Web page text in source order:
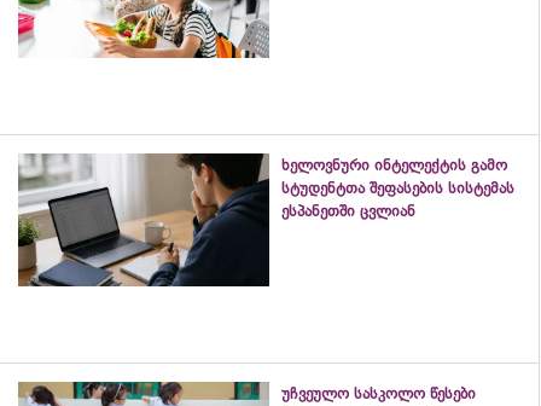
ხელოვნური ინტელექტის გამო
სტუდენტთა შეფასების სისტემას
ესპანეთში ცვლიან
უჩვეულო სასკოლო წესები